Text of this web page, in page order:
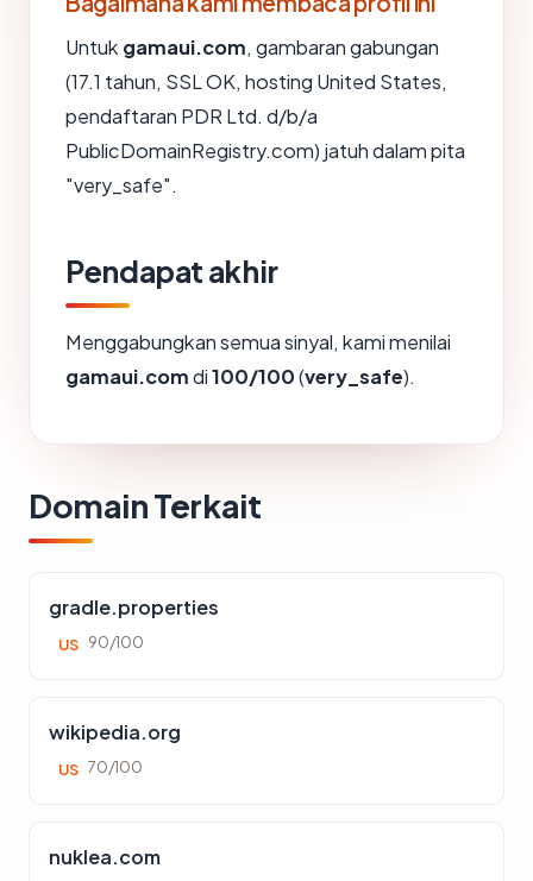
Untuk gamaui.com, gambaran gabungan
(17.1 tahun, SSL OK, hosting United States,
pendaftaran PDR Ltd. d/b/a
PublicDomainRegistry.com) jatuh dalam pita
"very_safe".
Pendapat akhir
Menggabungkan semua sinyal, kami menilai
gamaui.comdi100/100(very_safe).
Domain Terkait
gradle.properties
US 90/100
wikipedia.org
US 70/100
nuklea.com